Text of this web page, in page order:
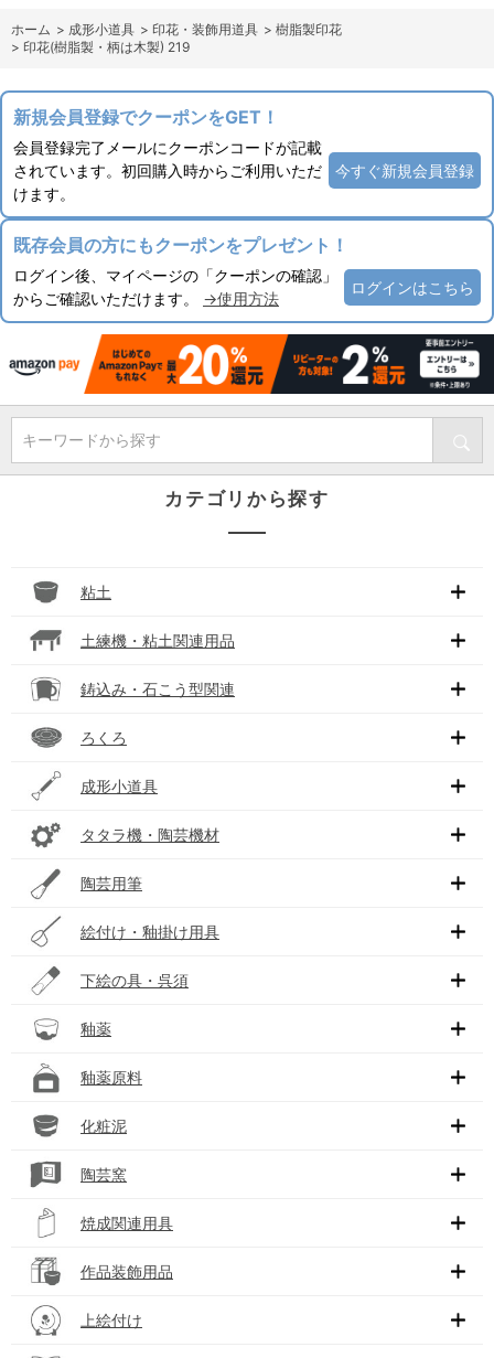
ホーム > 成形小道具 > 印花・装飾用道具 > 樹脂製印花
> 印花(樹脂製・柄は木製) 219
新規会員登録でクーポンをGET！
会員登録完了メールにクーポンコードが記載
されています。初回購入時からご利用いただ
けます。
今すぐ新規会員登録
既存会員の方にもクーポンをプレゼント！
ログイン後、マイページの「クーポンの確認」
からご確認いただけます。 →使用方法
ログインはこちら
キーワードから探す
カテゴリから探す
粘土
土練機・粘土関連用品
鋳込み・石こう型関連
ろくろ
成形小道具
タタラ機・陶芸機材
陶芸用筆
絵付け・釉掛け用具
下絵の具・呉須
釉薬
釉薬原料
化粧泥
陶芸窯
焼成関連用具
作品装飾用品
上絵付け